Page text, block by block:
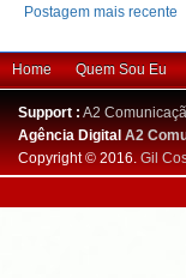
Postagem mais recente
Home Quem Sou Eu
Support : A2
Agência DigitalA2
Copyright © 2016. Gil